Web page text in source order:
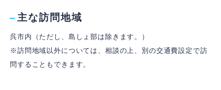
主な訪問地域
呉市内（ただし、島しょ部は除きます。）
※訪問地域以外については、相談の上、別の交通費設定で訪
問することもできます。